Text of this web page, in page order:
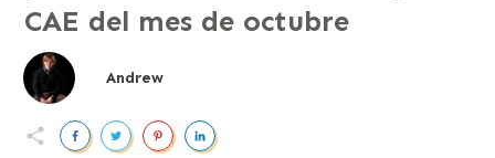
CAE del mes de octubre
Andrew